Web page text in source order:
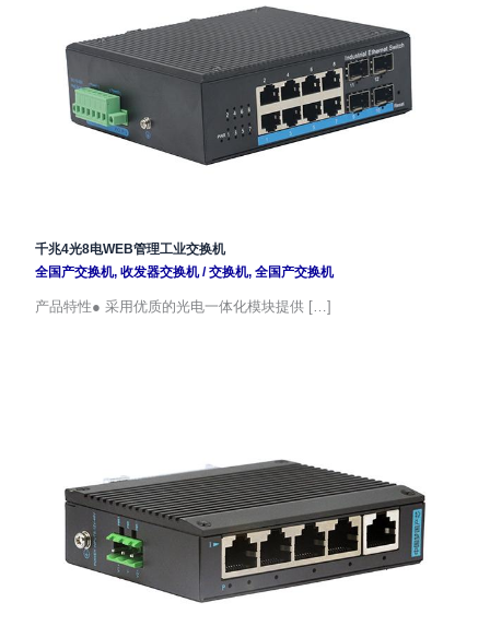
千兆4光8电WEB管理工业交换机
全国产交换机, 收发器交换机/交换机, 全国产交换机
产品特性● 采用优质的光电一体化模块提供 […]